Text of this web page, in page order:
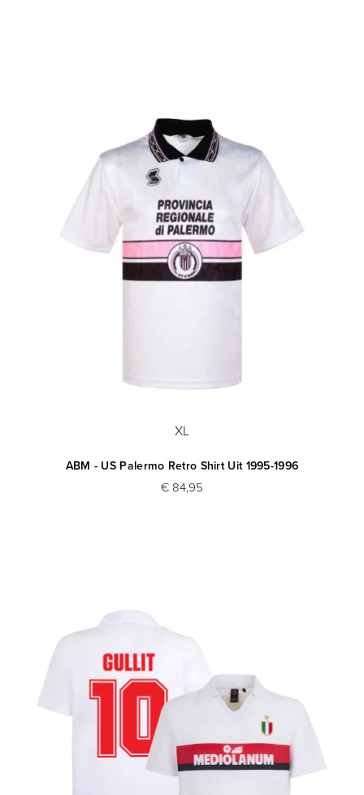
XL
ABM - US Palermo Retro Shirt Uit 1995-1996
€ 84,95